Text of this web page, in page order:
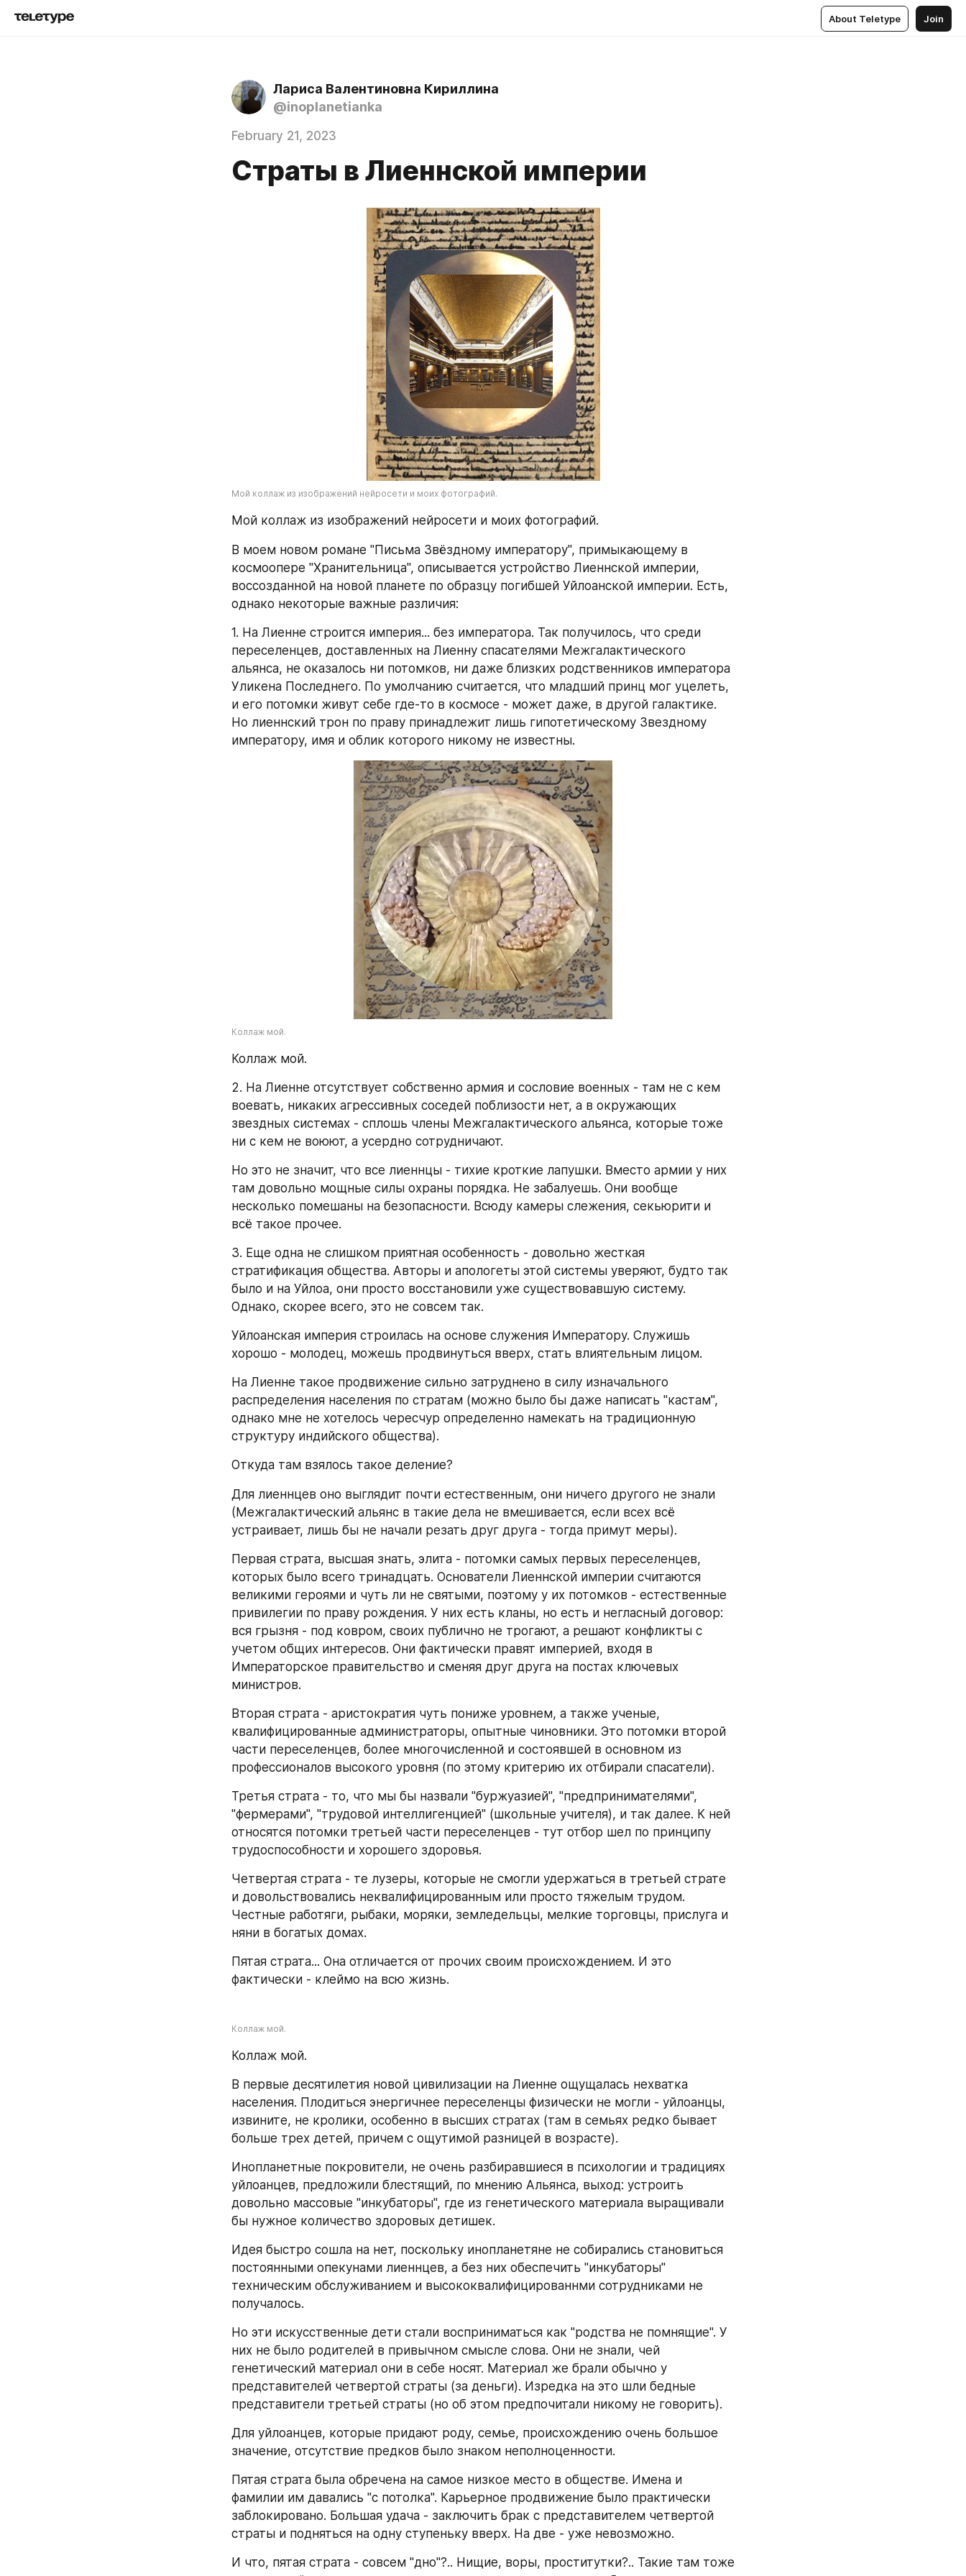
About Teletype Join
Лариса Валентиновна Кириллина
@inoplanetianka
February 21, 2023
Страты в Лиеннской империи
Мой коллаж из изображений нейросети и моих фотографий.
Мой коллаж из изображений нейросети и моих фотографий.
В моем новом романе "Письма Звёздному императору", примыкающему в
космоопере "Хранительница", описывается устройство Лиеннской империи,
воссозданной на новой планете по образцу погибшей Уйлоанской империи. Есть,
однако некоторые важные различия:
1. На Лиенне строится империя... без императора. Так получилось, что среди
переселенцев, доставленных на Лиенну спасателями Межгалактического
альянса, не оказалось ни потомков, ни даже близких родственников императора
Уликена Последнего. По умолчанию считается, что младший принц мог уцелеть,
и его потомки живут себе где-то в космосе - может даже, в другой галактике.
Но лиеннский трон по праву принадлежит лишь гипотетическому Звездному
императору, имя и облик которого никому не известны.
Коллаж мой.
Коллаж мой.
2. На Лиенне отсутствует собственно армия и сословие военных - там не с кем
воевать, никаких агрессивных соседей поблизости нет, а в окружающих
звездных системах - сплошь члены Межгалактического альянса, которые тоже
ни с кем не воюют, а усердно сотрудничают.
Но это не значит, что все лиеннцы - тихие кроткие лапушки. Вместо армии у них
там довольно мощные силы охраны порядка. Не забалуешь. Они вообще
несколько помешаны на безопасности. Всюду камеры слежения, секьюрити и
всё такое прочее.
3. Еще одна не слишком приятная особенность - довольно жесткая
стратификация общества. Авторы и апологеты этой системы уверяют, будто так
было и на Уйлоа, они просто восстановили уже существовавшую систему.
Однако, скорее всего, это не совсем так.
Уйлоанская империя строилась на основе служения Императору. Служишь
хорошо - молодец, можешь продвинуться вверх, стать влиятельным лицом.
На Лиенне такое продвижение сильно затруднено в силу изначального
распределения населения по стратам (можно было бы даже написать "кастам",
однако мне не хотелось чересчур определенно намекать на традиционную
структуру индийского общества).
Откуда там взялось такое деление?
Для лиеннцев оно выглядит почти естественным, они ничего другого не знали
(Межгалактический альянс в такие дела не вмешивается, если всех всё
устраивает, лишь бы не начали резать друг друга - тогда примут меры).
Первая страта, высшая знать, элита - потомки самых первых переселенцев,
которых было всего тринадцать. Основатели Лиеннской империи считаются
великими героями и чуть ли не святыми, поэтому у их потомков - естественные
привилегии по праву рождения. У них есть кланы, но есть и негласный договор:
вся грызня - под ковром, своих публично не трогают, а решают конфликты с
учетом общих интересов. Они фактически правят империей, входя в
Императорское правительство и сменяя друг друга на постах ключевых
министров.
Вторая страта - аристократия чуть пониже уровнем, а также ученые,
квалифицированные администраторы, опытные чиновники. Это потомки второй
части переселенцев, более многочисленной и состоявшей в основном из
профессионалов высокого уровня (по этому критерию их отбирали спасатели).
Третья страта - то, что мы бы назвали "буржуазией", "предпринимателями",
"фермерами", "трудовой интеллигенцией" (школьные учителя), и так далее. К ней
относятся потомки третьей части переселенцев - тут отбор шел по принципу
трудоспособности и хорошего здоровья.
Четвертая страта - те лузеры, которые не смогли удержаться в третьей страте
и довольствовались неквалифицированным или просто тяжелым трудом.
Честные работяги, рыбаки, моряки, земледельцы, мелкие торговцы, прислуга и
няни в богатых домах.
Пятая страта... Она отличается от прочих своим происхождением. И это
фактически - клеймо на всю жизнь.
Коллаж мой.
Коллаж мой.
В первые десятилетия новой цивилизации на Лиенне ощущалась нехватка
населения. Плодиться энергичнее переселенцы физически не могли - уйлоанцы,
извините, не кролики, особенно в высших стратах (там в семьях редко бывает
больше трех детей, причем с ощутимой разницей в возрасте).
Инопланетные покровители, не очень разбиравшиеся в психологии и традициях
уйлоанцев, предложили блестящий, по мнению Альянса, выход: устроить
довольно массовые "инкубаторы", где из генетического материала выращивали
бы нужное количество здоровых детишек.
Идея быстро сошла на нет, поскольку инопланетяне не собирались становиться
постоянными опекунами лиеннцев, а без них обеспечить "инкубаторы"
техническим обслуживанием и высококвалифицированнми сотрудниками не
получалось.
Но эти искусственные дети стали восприниматься как "родства не помнящие". У
них не было родителей в привычном смысле слова. Они не знали, чей
генетический материал они в себе носят. Материал же брали обычно у
представителей четвертой страты (за деньги). Изредка на это шли бедные
представители третьей страты (но об этом предпочитали никому не говорить).
Для уйлоанцев, которые придают роду, семье, происхождению очень большое
значение, отсутствие предков было знаком неполноценности.
Пятая страта была обречена на самое низкое место в обществе. Имена и
фамилии им давались "с потолка". Карьерное продвижение было практически
заблокировано. Большая удача - заключить брак с представителем четвертой
страты и подняться на одну ступеньку вверх. На две - уже невозможно.
И что, пятая страта - совсем "дно"?.. Нищие, воры, проститутки?.. Такие там тоже